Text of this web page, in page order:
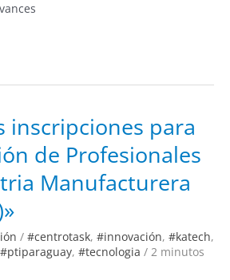
inscripciones para
de Profesionales
Manufacturera
/ #centrotask, #innovación, #katech,
#ptiparaguay, #tecnologia / 2 minutos